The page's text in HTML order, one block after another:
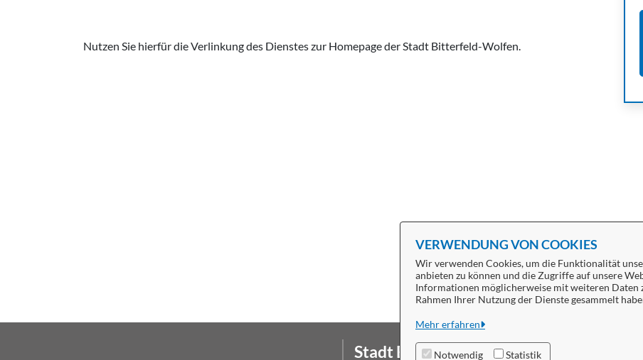
Nutzen Sie hierfür die Verlinkung des Dienstes zur Homepage der Stadt Bitterfeld-Wolfen.
Stadt Bitterfeld-Wolfen
VERWENDUNG VON COOKIES
Wir verwenden Cookies, um die Funktionalität
anbieten zu können und die Zugriffe auf unsere
Informationen möglicherweise mit weiteren Daten
Rahmen Ihrer Nutzung der Dienste gesammelt
Mehr erfahren
Notwendig Statistik